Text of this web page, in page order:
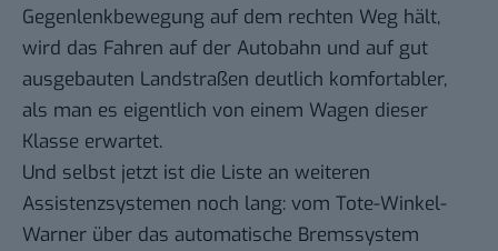
Gegenlenkbewegung auf dem rechten Weg hält,
wird das Fahren auf der Autobahn und auf gut
ausgebauten Landstraßen deutlich komfortabler,
als man es eigentlich von einem Wagen dieser
Klasse erwartet.
Und selbst jetzt ist die Liste an weiteren
Assistenzsystemen noch lang: vom Tote-Winkel-
Warner über das automatische Bremssystem